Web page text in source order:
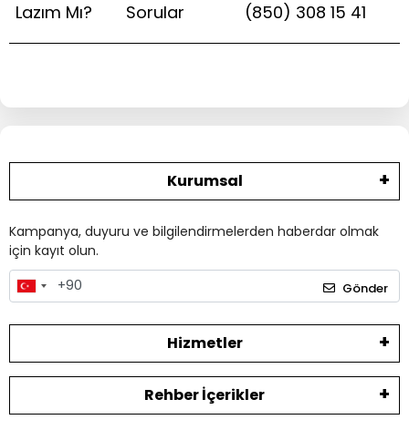
Lazım Mı?
Sorular
(850) 308 15 41
Kurumsal
Kampanya, duyuru ve bilgilendirmelerden haberdar olmak
için kayıt olun.
Gönder
Hizmetler
Rehber İçerikler